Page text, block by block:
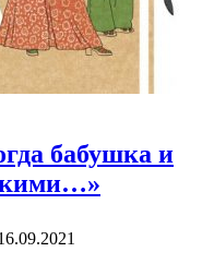
бабушка и